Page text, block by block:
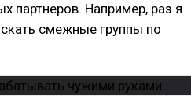
партнеров. Например, раз я
смежные группы по